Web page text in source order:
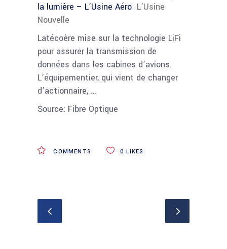
la lumière – L’Usine Aéro L’Usine
Nouvelle
Latécoère mise sur la technologie LiFi
pour assurer la transmission de
données dans les cabines d’avions.
L’équipementier, qui vient de changer
d’actionnaire, …
Source: Fibre Optique
COMMENTS 0 LIKES